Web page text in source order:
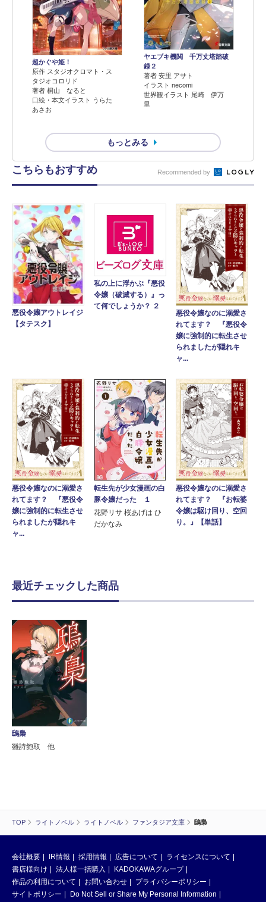
TOP ライトノベル ライトノベル ファンタジア文庫 鴟梟
超かぐや姫！
原作 スタジオクロマト・ス
タジオコロリド
著者 桐山 なると
口絵・本文イラスト うらた
あさお
ヤエブキ機関 千万丈塔踏破
録２
著者 安里 アサト
イラスト necomi
世界観イラスト 尾崎 伊万
里
もっとみる
こちらもおすすめ Recommended by
悪役令嬢アウトレイジ
【タテスク】
私の上に浮かぶ『悪役
令嬢（破滅する）』っ
て何でしょうか？ ２
悪役令嬢なのに溺愛さ
れてます？ 『悪役令
嬢に強制的に転生させ
られましたが隠れキ
ャ...
悪役令嬢なのに溺愛さ
れてます？ 『悪役令
嬢に強制的に転生させ
られましたが隠れキ
ャ...
転生先が少女漫画の白
豚令嬢だった １
花野リサ 桜あげは ひ
だかなみ
悪役令嬢なのに溺愛さ
れてます？ 『お転婆
令嬢は駆け回り、空回
り。』【単話】
最近チェックした商品
鴟梟
雛詩飽取 他
会社概要 IR情報 採用情報 広告について
ライセンスについて
書店様向け
法人様一括購入
KADOKAWAグループ
作品の利用について
お問い合わせ
プライバシーポリシー
サイトポリシー
Do Not Sell or Share My Personal Information